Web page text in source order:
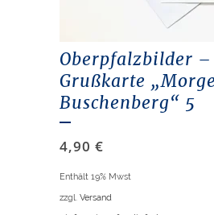
Oberpfalzbilder –
Grußkarte
Buschenberg“ 5
4,90 €
Enthält 19% Mwst
zzgl. Versand